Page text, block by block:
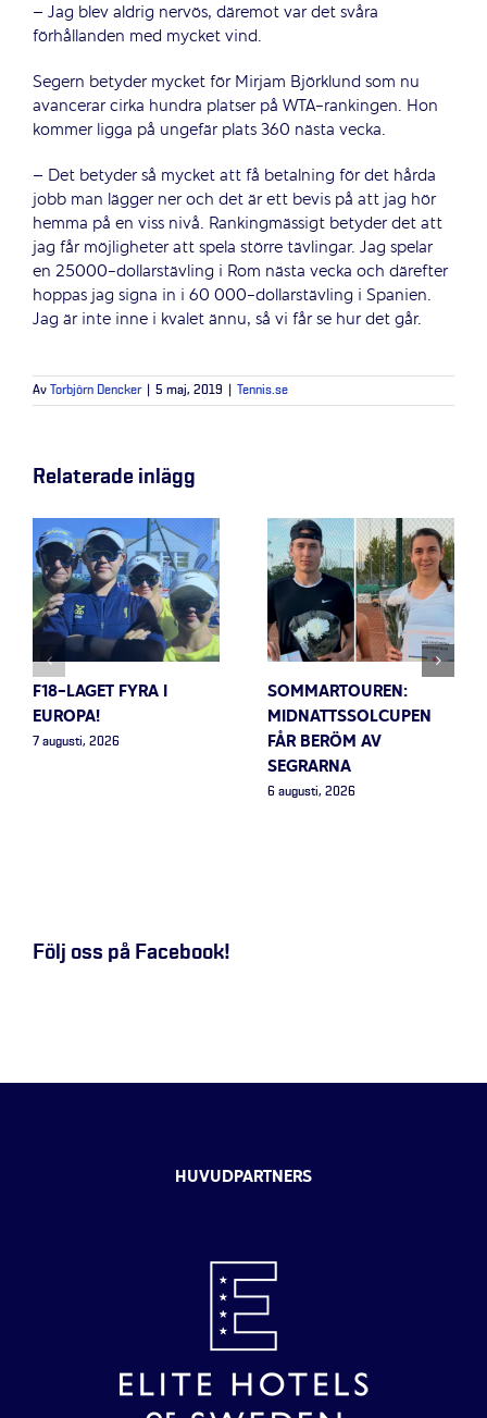
– Jag blev aldrig nervös, däremot var det svåra
förhållanden med mycket vind.
Segern betyder mycket för Mirjam Björklund som nu
avancerar cirka hundra platser på WTA-rankingen. Hon
kommer ligga på ungefär plats 360 nästa vecka.
– Det betyder så mycket att få betalning för det hårda
jobb man lägger ner och det är ett bevis på att jag hör
hemma på en viss nivå. Rankingmässigt betyder det att
jag får möjligheter att spela större tävlingar. Jag spelar
en 25000-dollarstävling i Rom nästa vecka och därefter
hoppas jag signa in i 60 000-dollarstävling i Spanien.
Jag är inte inne i kvalet ännu, så vi får se hur det går.
Av Torbjörn Dencker 5 maj, 2019 Tennis.se
Relaterade inlägg
F18-LAGET FYRA I
EUROPA!
7 augusti, 2026
SOMMARTOUREN:
MIDNATTSSOLCUPEN
FÅR BERÖM AV
SEGRARNA
6 augusti, 2026
Följ oss på Facebook!
HUVUDPARTNERS